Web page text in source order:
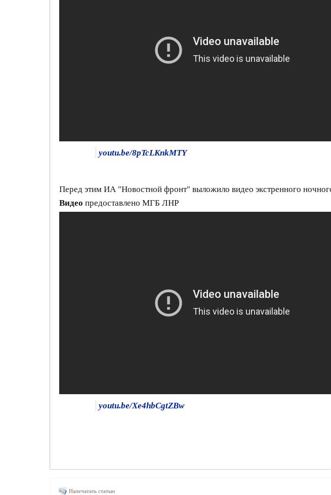
youtu.be/8pTcLKnkMTY
Перед этим ИА "Новостной фронт" выложило видео экстренного
Видео предоставлено МГБ ЛНР
youtu.be/Xe4hbCgtZBw
Напечатать статью